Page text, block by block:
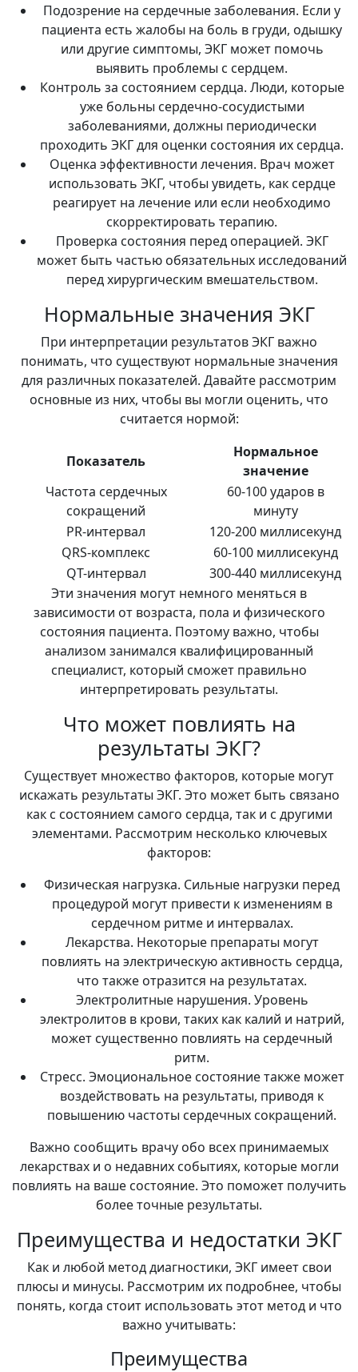
Подозрение на сердечные заболевания. Если у
пациента есть жалобы на боль в груди, одышку
или другие симптомы, ЭКГ может помочь
выявить проблемы с сердцем.
Контроль за состоянием сердца. Люди, которые
уже больны сердечно-сосудистыми
заболеваниями, должны периодически
проходить ЭКГ для оценки состояния их сердца.
Оценка эффективности лечения. Врач может
использовать ЭКГ, чтобы увидеть, как сердце
реагирует на лечение или если необходимо
скорректировать терапию.
Проверка состояния перед операцией. ЭКГ
может быть частью обязательных исследований
перед хирургическим вмешательством.
Нормальные значения ЭКГ
При интерпретации результатов ЭКГ важно
понимать, что существуют нормальные значения
для различных показателей. Давайте рассмотрим
основные из них, чтобы вы могли оценить, что
считается нормой:
Показатель
Нормальное
значение
Частота сердечных
сокращений
60-100 ударов в
минуту
PR-интервал
120-200 миллисекунд
QRS-комплекс
60-100 миллисекунд
QT-интервал
300-440 миллисекунд
Эти значения могут немного меняться в
зависимости от возраста, пола и физического
состояния пациента. Поэтому важно, чтобы
анализом занимался квалифицированный
специалист, который сможет правильно
интерпретировать результаты.
Что может повлиять на
результаты ЭКГ?
Существует множество факторов, которые могут
искажать результаты ЭКГ. Это может быть связано
как с состоянием самого сердца, так и с другими
элементами. Рассмотрим несколько ключевых
факторов:
Физическая нагрузка. Сильные нагрузки перед
процедурой могут привести к изменениям в
сердечном ритме и интервалах.
Лекарства. Некоторые препараты могут
повлиять на электрическую активность сердца,
что также отразится на результатах.
Электролитные нарушения. Уровень
электролитов в крови, таких как калий и натрий,
может существенно повлиять на сердечный
ритм.
Стресс. Эмоциональное состояние также может
воздействовать на результаты, приводя к
повышению частоты сердечных сокращений.
Важно сообщить врачу обо всех принимаемых
лекарствах и о недавних событиях, которые могли
повлиять на ваше состояние. Это поможет получить
более точные результаты.
Преимущества и недостатки ЭКГ
Как и любой метод диагностики, ЭКГ имеет свои
плюсы и минусы. Рассмотрим их подробнее, чтобы
понять, когда стоит использовать этот метод и что
важно учитывать:
Преимущества